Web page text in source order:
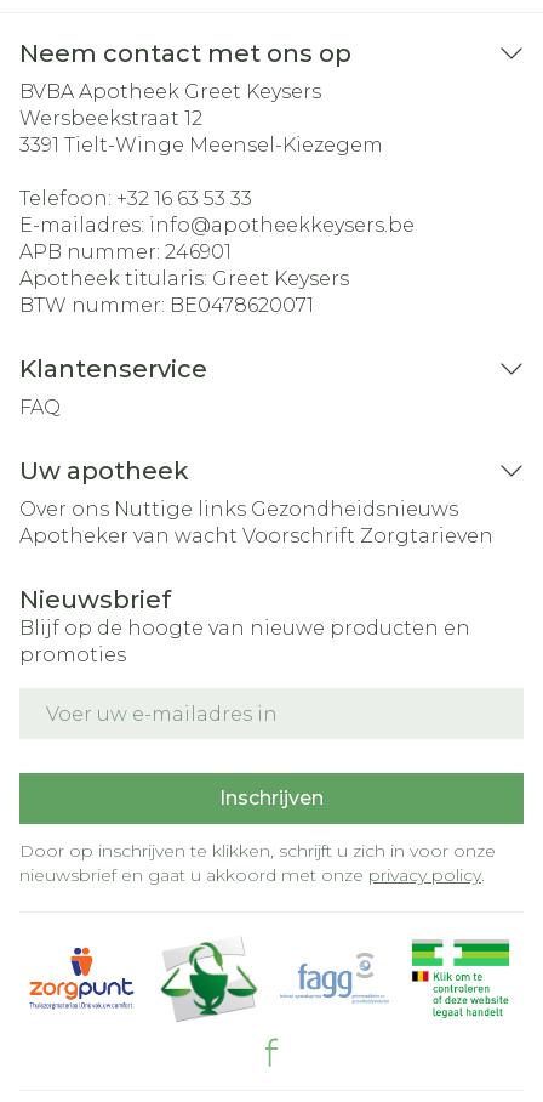
Neem contact met ons op
BVBA Apotheek Greet Keysers
Wersbeekstraat 12
3391 Tielt-Winge Meensel-Kiezegem
Telefoon: +32 16 63 53 33
E-mailadres: info@apotheekkeysers.be
APB nummer: 246901
Apotheek titularis: Greet Keysers
BTW nummer: BE0478620071
Klantenservice
FAQ
Uw apotheek
Over ons Nuttige links Gezondheidsnieuws
Apotheker van wacht Voorschrift Zorgtarieven
Nieuwsbrief
Blijf op de hoogte van nieuwe producten en
promoties
Inschrijven
Door op inschrijven te klikken, schrijft u zich in voor onze
nieuwsbrief en gaat u akkoord met onze privacy policy.